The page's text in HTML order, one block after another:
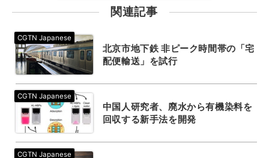
関連記事
北京市地下鉄 非ピーク時間帯の「宅
配便輸送」を試行
中国人研究者、廃水から有機染料を
回収する新手法を開発